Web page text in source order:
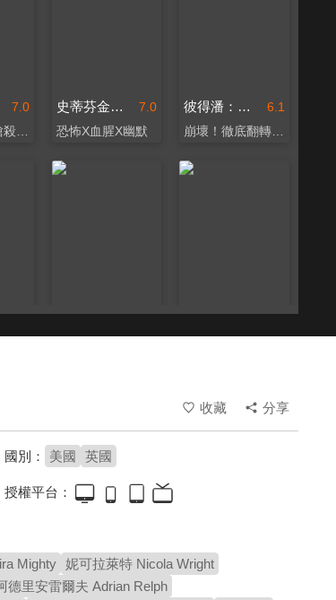
7.0
俄國記者遭槍殺真實案件
7.0
史蒂芬金之猴子
恐怖X血腥X幽默
6.1
彼得潘：惡夜遊戲
崩壞！徹底翻轉美妙童話
8.3
揭露英美欺騙世界的謊言
7.7
永遠在一起 詐欺女王
收藏 分享
國別： 美國 英國
授權平台：
Mighty 妮可拉萊特 Nicola Wright
德里安雷爾夫 Adrian Relph